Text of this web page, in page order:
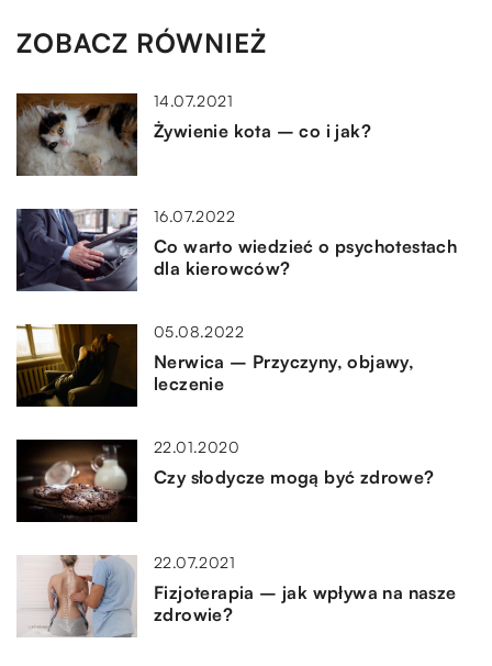
ZOBACZ RÓWNIEŻ
14.07.2021
Żywienie kota – co i jak?
16.07.2022
Co warto wiedzieć o psychotestach
dla kierowców?
05.08.2022
Nerwica – Przyczyny, objawy,
leczenie
22.01.2020
Czy słodycze mogą być zdrowe?
22.07.2021
Fizjoterapia – jak wpływa na nasze
zdrowie?